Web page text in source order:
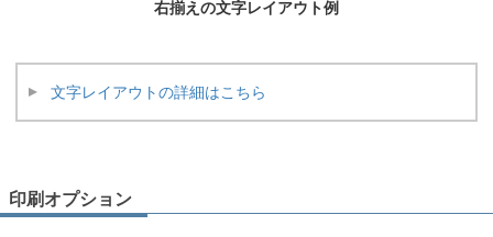
右揃えの文字レイアウト例
文字レイアウトの詳細はこちら
印刷オプション